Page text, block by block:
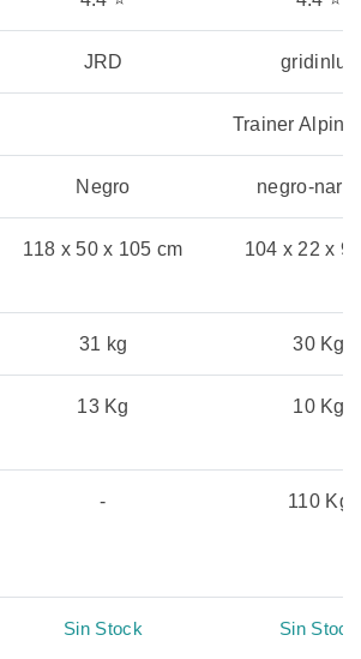
JRD gridinlux
Trainer Alpine
Negro negro-
118 x 50 x 105 cm 104 x 22 x
31 kg 30 Kg
13 Kg 10 Kg
- 110 Kg
Sin Stock Sin Stock